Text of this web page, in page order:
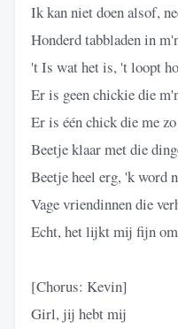
Ik kan niet doen alsof,
Honderd tabbladen in
't Is wat het is, 't loopt
Er is geen chickie die
Er is één chick die me
Beetje klaar met die
Beetje heel erg, 'k word
Vage vriendinnen die
Echt, het lijkt mij fijn
[Chorus: Kevin]
Girl, jij hebt mij